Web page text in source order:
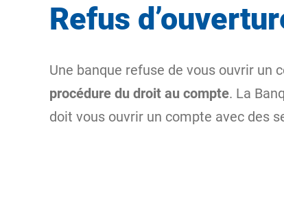
Refus
Une banque refuse de vous ouvrir un
procédure du droit au compte. La
doit vous ouvrir un compte avec des